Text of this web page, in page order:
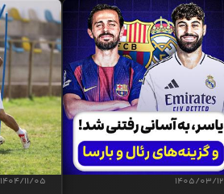
1405/03/12
1404/11/05